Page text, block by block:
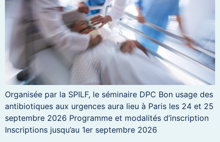
Organisée par la SPILF, le séminaire DPC Bon usage des
antibiotiques aux urgences aura lieu à Paris les 24 et 25
septembre 2026 Programme et modalités d’inscription
Inscriptions jusqu’au 1er septembre 2026